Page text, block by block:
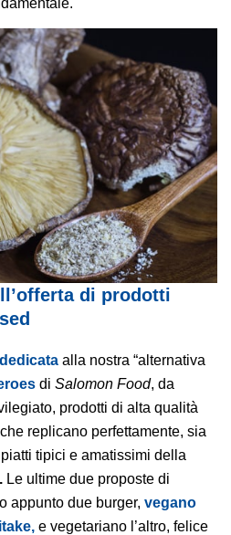
di prodotti
alla nostra “alternativa
di Salomon Food, da
prodotti di alta qualità
che replicano perfettamente, sia
tipici e amatissimi della
Le ultime due proposte di
appunto due burger, vegano
e vegetariano l’altro, felice